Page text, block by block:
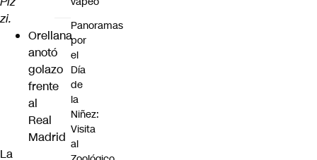
zi.
Orellana
anotó
golazo
frente
al
Real
Madrid
La
Panoramas
por
el
Día
de
la
Niñez:
Visita
al